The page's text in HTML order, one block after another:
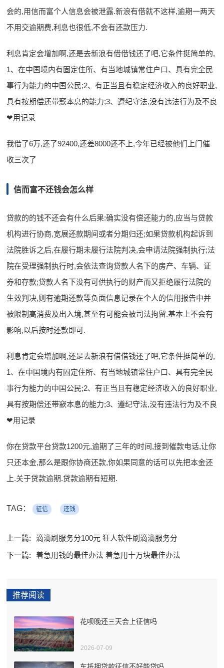
会的,用信而富个人信息会被泄露.新浪有借就不这样,逾期一两天
不用交逾期费,利息也很低,不会有还款压力.
利息肯定会增加啊,还是去新浪有借借钱还了吧,它条件挺简单的,
1、在中国境内有固定住所、有当地城镇常住户口、具有完全民
事行为能力的中国公民;2、有正当且有稳定经济收入的良好职业,
具有按期偿还带窾本息的能力;3、遵纪守法,没有违法行为及不良
❤用记录
我借了6万,还了92400,还差8000还不上,今年已经被他们上门催
收三次了
信而富不还钱会怎么样
贷款的的钱不还会有什么后果:确实没有偿还能力的,应当与贷款
机构进行协商,宽展还款期间或者分期归还;如果贷款机构起诉到
法院胜诉之后,在履行期未履行法院判决,会申请法院强制执行;法
院在受理强制执行时,会依法查询贷款人名下的房产、车辆、证
券和存款;贷款人名下没有可供执行的财产而又拒绝履行法院的
生效判决,则有逾期还款等负面信息记录在个人的信用报告中并
被限制高消费及出入境,甚至有可能会被司法拘留.基本上不会有
影响,以后按时还款即可.
利息肯定会增加啊,还是去新浪有借借钱还了吧,它条件挺简单的,
1、在中国境内有固定住所、有当地城镇常住户口、具有完全民
事行为能力的中国公民;2、有正当且有稳定经济收入的良好职业,
具有按期偿还带窾本息的能力;3、遵纪守法,没有违法行为及不良
❤用记录
你在贷款平台贷款1200元,逾期了三年的时间,接到催款电话,让你
只还本金,那么是跟你协商还款,你如果同意的话可以先把本金还
上.关于贷款逾期.贷款逾期有短期.
TAG： 征信 还钱
上一篇:
滴滴刷服务分100元 狂人软件刷滴滴服务分
下一篇:
着急用钱的最佳办法 着急用十万块最佳办法
推荐阅读
花呗晚还三天会上征信吗
2026-07-09
车抵押贷款征信不好能贷吗